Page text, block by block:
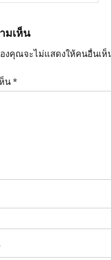
มเห็น
งคุณจะไม่แสดงให้คนอื่นเห็
น *